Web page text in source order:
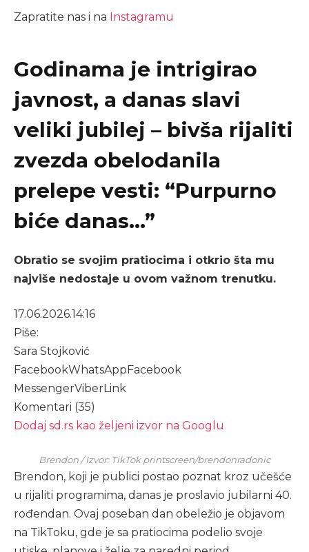
Zapratite nas i na Instagramu
Godinama je intrigirao
javnost, a danas slavi
veliki jubilej – bivša rijaliti
zvezda obelodanila
prelepe vesti: “Purpurno
biće danas…”
Obratio se svojim pratiocima i otkrio šta mu
najviše nedostaje u ovom važnom trenutku.
17.06.2026.14:16
Piše:
Sara Stojković
FacebookWhatsApp Facebook
MessengerViberLink
Komentari (35)
Dodaj sd.rs kao željeni izvor na Googlu
Brendon / Izvor: TikTok printscreen/brendonradonic
Brendon, koji je publici postao poznat kroz učešće
u rijaliti programima, danas je proslavio jubilarni 40.
rođendan. Ovaj poseban dan obeležio je objavom
na TikToku, gde je sa pratiocima podelio svoje